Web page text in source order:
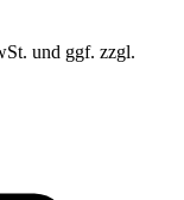
und ggf. zzgl.